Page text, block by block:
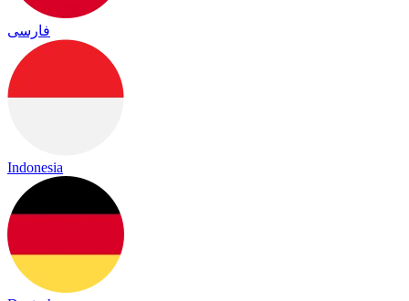
فارسی
Indonesia